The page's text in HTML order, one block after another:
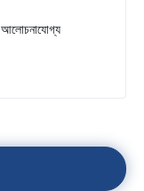
আলোচনাযোগ্য